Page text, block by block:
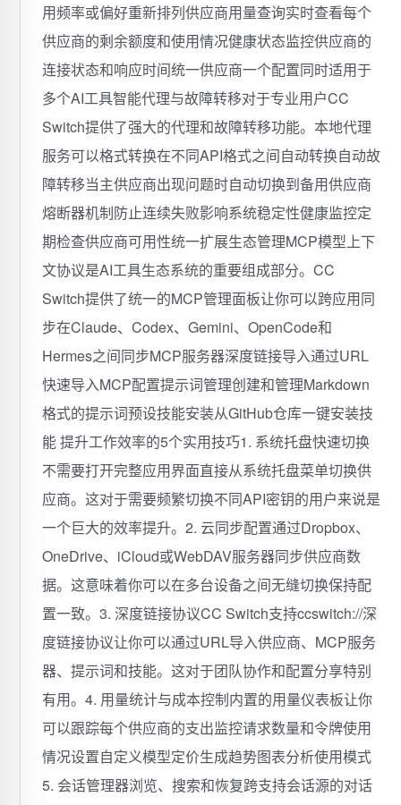
用频率或偏好重新排列供应商用量查询实时查看每个
供应商的剩余额度和使用情况健康状态监控供应商的
连接状态和响应时间统一供应商一个配置同时适用于
多个AI工具智能代理与故障转移对于专业用户CC
Switch提供了强大的代理和故障转移功能。本地代理
服务可以格式转换在不同API格式之间自动转换自动故
障转移当主供应商出现问题时自动切换到备用供应商
熔断器机制防止连续失败影响系统稳定性健康监控定
期检查供应商可用性统一扩展生态管理MCP模型上下
文协议是AI工具生态系统的重要组成部分。CC
Switch提供了统一的MCP管理面板让你可以跨应用同
步在Claude、Codex、Gemini、OpenCode和
Hermes之间同步MCP服务器深度链接导入通过URL
快速导入MCP配置提示词管理创建和管理Markdown
格式的提示词预设技能安装从GitHub仓库一键安装技
能 提升工作效率的5个实用技巧1. 系统托盘快速切换
不需要打开完整应用界面直接从系统托盘菜单切换供
应商。这对于需要频繁切换不同API密钥的用户来说是
一个巨大的效率提升。2. 云同步配置通过Dropbox、
OneDrive、iCloud或WebDAV服务器同步供应商数
据。这意味着你可以在多台设备之间无缝切换保持配
置一致。3. 深度链接协议CC Switch支持ccswitch://深
度链接协议让你可以通过URL导入供应商、MCP服务
器、提示词和技能。这对于团队协作和配置分享特别
有用。4. 用量统计与成本控制内置的用量仪表板让你
可以跟踪每个供应商的支出监控请求数量和令牌使用
情况设置自定义模型定价生成趋势图表分析使用模式
5. 会话管理器浏览、搜索和恢复跨支持会话源的对话